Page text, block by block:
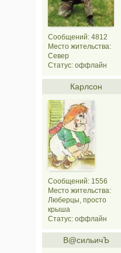
Сообщений: 4812
Место жительства:
Север
Статус: оффлайн
Карлсон
Сообщений: 1556
Место жительства:
Люберцы, просто
крыша
Статус: оффлайн
В@cильичЪ